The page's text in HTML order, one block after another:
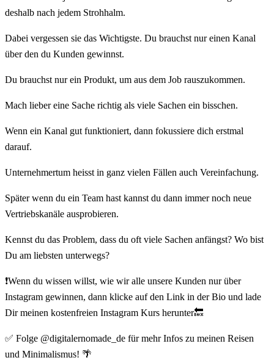
deshalb nach jedem Strohhalm.
Dabei vergessen sie das Wichtigste. Du brauchst nur einen Kanal
über den du Kunden gewinnst.
Du brauchst nur ein Produkt, um aus dem Job rauszukommen.
Mach lieber eine Sache richtig als viele Sachen ein bisschen.
Wenn ein Kanal gut funktioniert, dann fokussiere dich erstmal
darauf.
Unternehmertum heisst in ganz vielen Fällen auch Vereinfachung.
Später wenn du ein Team hast kannst du dann immer noch neue
Vertriebskanäle ausprobieren.
Kennst du das Problem, dass du oft viele Sachen anfängst? Wo bist
Du am liebsten unterwegs?
❗Wenn du wissen willst, wie wir alle unsere Kunden nur über
Instagram gewinnen, dann klicke auf den Link in der Bio und lade
Dir meinen kostenfreien Instagram Kurs herunter🔙
✅ Folge @digitalernomade_de für mehr Infos zu meinen Reisen
und Minimalismus! 🌴